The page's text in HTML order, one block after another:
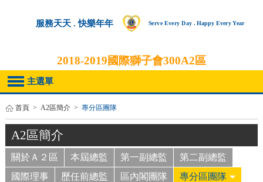
服務天天 . 快樂年年 Serve Every Day . Happy Every Year
2018-2019國際獅子會300A2區
主選單
首頁 > A2區簡介 > 專分區團隊
A2區簡介
關於Ａ２區 本屆總監 第一副總監
第二副總監
國際理事
歷任前總監 區內閣團隊
專分區團隊